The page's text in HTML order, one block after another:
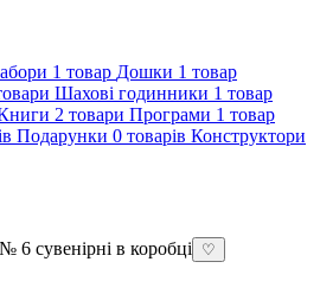
1 товар Дошки 1 товар
Шахові годинники 1 товар
2 товари Програми 1 товар
Подарунки 0 товарів Конструктори
♡